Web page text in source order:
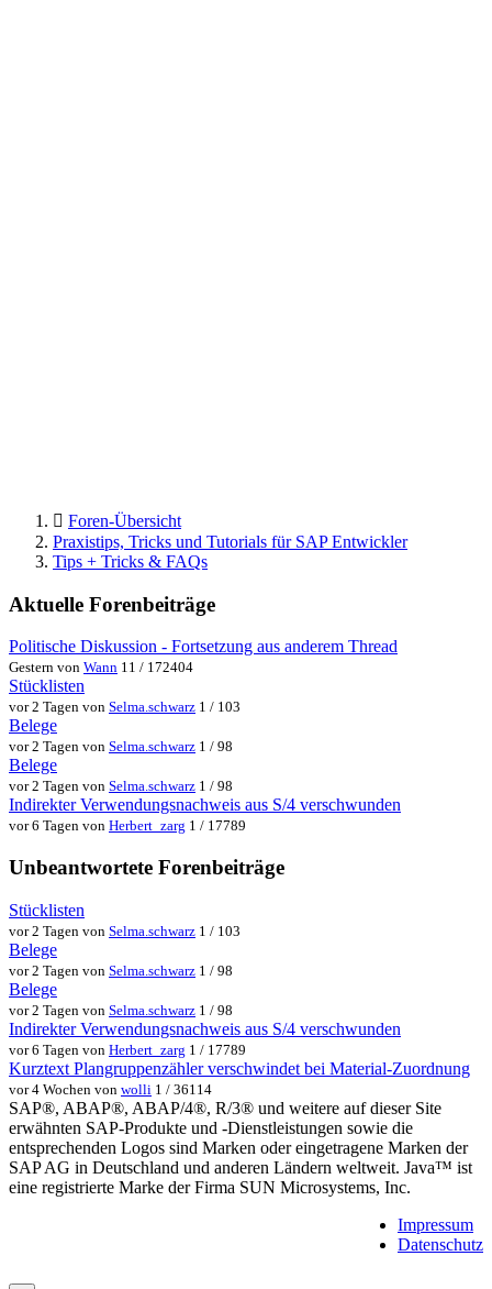
Foren-Übersicht
Praxistips, Tricks und Tutorials für SAP Entwickler
Tips + Tricks & FAQs
Aktuelle Forenbeiträge
Politische Diskussion - Fortsetzung aus anderem Thread
Gestern von Wann 11 / 172404
Stücklisten
vor 2 Tagen von Selma.schwarz 1 / 103
Belege
vor 2 Tagen von Selma.schwarz 1 / 98
Belege
vor 2 Tagen von Selma.schwarz 1 / 98
Indirekter Verwendungsnachweis aus S/4 verschwunden
vor 6 Tagen von Herbert_zarg 1 / 17789
Unbeantwortete Forenbeiträge
Stücklisten
vor 2 Tagen von Selma.schwarz 1 / 103
Belege
vor 2 Tagen von Selma.schwarz 1 / 98
Belege
vor 2 Tagen von Selma.schwarz 1 / 98
Indirekter Verwendungsnachweis aus S/4 verschwunden
vor 6 Tagen von Herbert_zarg 1 / 17789
Kurztext Plangruppenzähler verschwindet bei Material-Zuordnung
vor 4 Wochen von wolli 1 / 36114
SAP®, ABAP®, ABAP/4®, R/3® und weitere auf dieser Site
erwähnten SAP-Produkte und -Dienstleistungen sowie die
entsprechenden Logos sind Marken oder eingetragene Marken der
SAP AG in Deutschland und anderen Ländern weltweit. Java™ ist
eine registrierte Marke der Firma SUN Microsystems, Inc.
Impressum
Datenschutz